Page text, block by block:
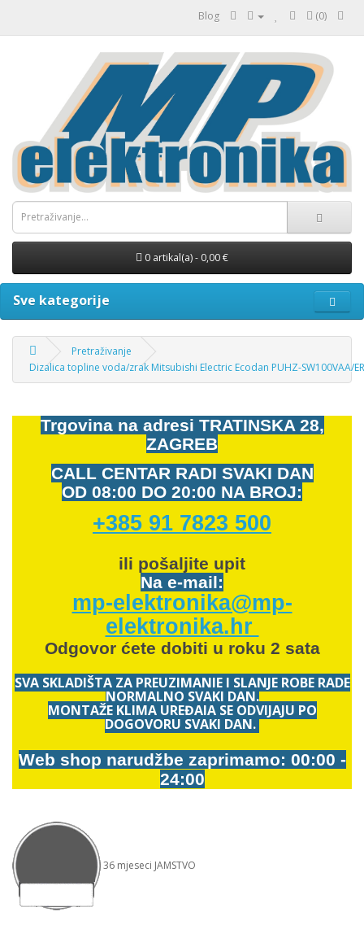
Blog (0)
0 artikal(a) - 0,00 €
Sve kategorije
Pretraživanje
Dizalica topline voda/zrak Mitsubishi Electric Ecodan PUHZ-SW100VAA/
Trgovina na adresi TRATINSKA 28,
ZAGREB
CALL CENTAR RADI SVAKI DAN
OD 08:00 DO 20:00 NA BROJ:
+385 91 7823 500
ili pošaljite upit
Na e-mail:
mp-elektronika@mp-
elektronika.hr
Odgovor ćete dobiti u roku 2 sata
SVA SKLADIŠTA ZA PREUZIMANJE I SLANJE ROBE RADE
NORMALNO SVAKI DAN.
MONTAŽE KLIMA UREĐAJA SE ODVIJAJU PO
DOGOVORU SVAKI DAN.
Web shop narudžbe zaprimamo: 00:00 -
24:00
36 mjeseci JAMSTVO